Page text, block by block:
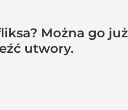
Można go już
utwory.